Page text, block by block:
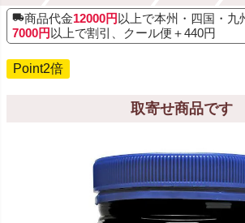
商品代金12000円 以上で本州・四国・九
7000円 以上で割引、クール便＋440円
Point2倍
取寄せ商品です